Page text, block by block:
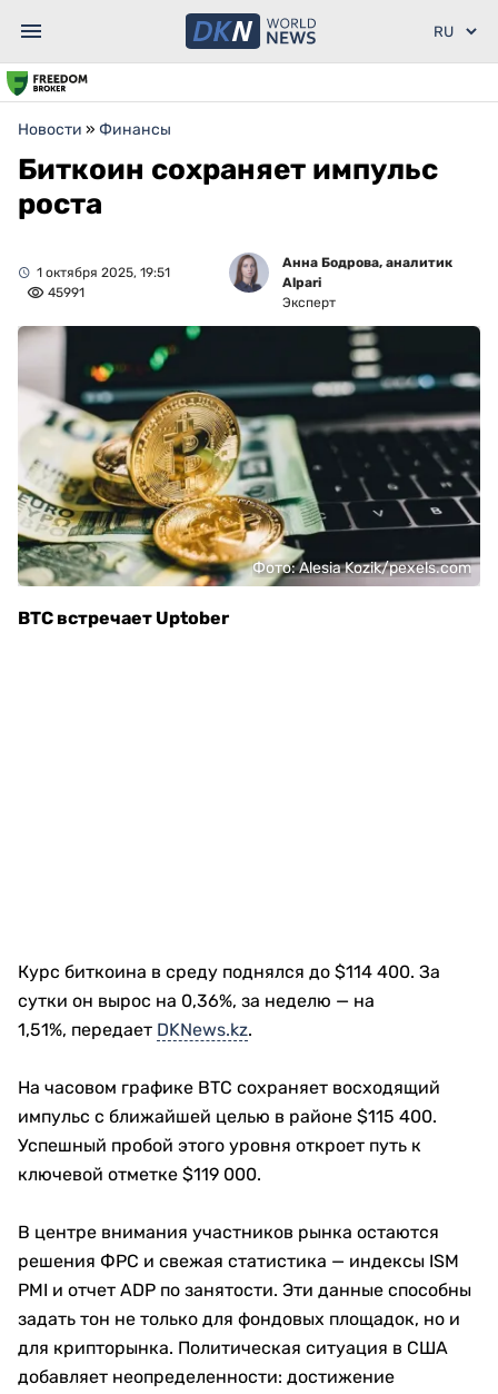
Новости » Финансы
Биткоин сохраняет импульс
роста
1 октября 2025, 19:51
45991
Анна Бодрова, аналитик
Alpari
Эксперт
Фото: Alesia Kozik/pexels.com
BTC встречает Uptober
Курс биткоина в среду поднялся до $114 400. За
сутки он вырос на 0,36%, за неделю — на
1,51%, передает DKNews.kz.
На часовом графике BTC сохраняет восходящий
импульс с ближайшей целью в районе $115 400.
Успешный пробой этого уровня откроет путь к
ключевой отметке $119 000.
В центре внимания участников рынка остаются
решения ФРС и свежая статистика — индексы ISM
PMI и отчет ADP по занятости. Эти данные способны
задать тон не только для фондовых площадок, но и
для крипторынка. Политическая ситуация в США
добавляет неопределенности: достижение